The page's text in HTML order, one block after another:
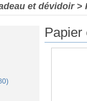
et dévidoir >
Papier